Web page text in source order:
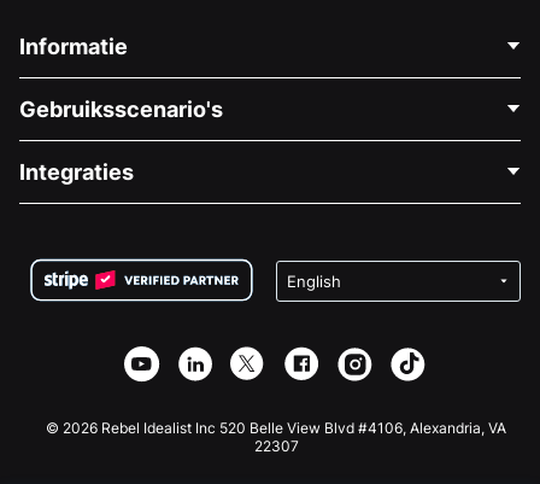
Informatie
Over Ons
Vacatures
Privacy
Affiliate Partnerschap
Gebruiksscenario's
Medische Fondsenwerving
Goede Doelen Fondsenwerving
Integraties
Wix Donatie Plugin
Webflow Donatie App
Joomla Donatie
© 2026 Rebel Idealist Inc 520 Belle View Blvd #4106, Alexandria, VA
22307